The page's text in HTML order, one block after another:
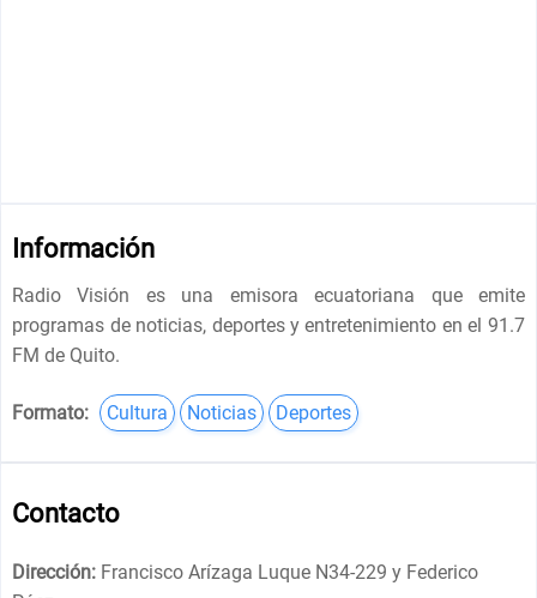
Información
Radio Visión es una emisora ecuatoriana que emite
programas de noticias, deportes y entretenimiento en el 91.7
FM de Quito.
Formato: Cultura Noticias Deportes
Contacto
Dirección: Francisco Arízaga Luque N34-229 y Federico